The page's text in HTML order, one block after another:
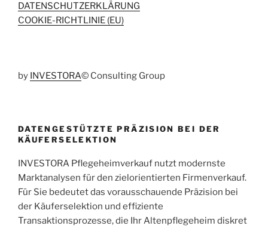
DATENSCHUTZERKLÄRUNG
COOKIE-RICHTLINIE (EU)
by INVESTORA© Consulting Group
DATENGESTÜTZTE PRÄZISION BEI DER
KÄUFERSELEKTION
INVESTORA Pflegeheimverkauf nutzt modernste
Marktanalysen für den zielorientierten Firmenverkauf.
Für Sie bedeutet das vorausschauende Präzision bei
der Käuferselektion und effiziente
Transaktionsprozesse, die Ihr Altenpflegeheim diskret